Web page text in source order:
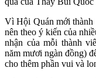
Vì Hội Quán mới thành
nên theo ý kiến của
nhận của mỗi thành
năm mươi ngàn đồng)
cho thêm phần vui và